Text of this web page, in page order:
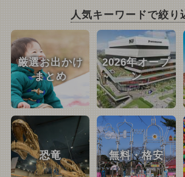
人気キーワードで絞り
厳選お出かけ
まとめ
2026年オープ
ン
恐竜 無料・格安